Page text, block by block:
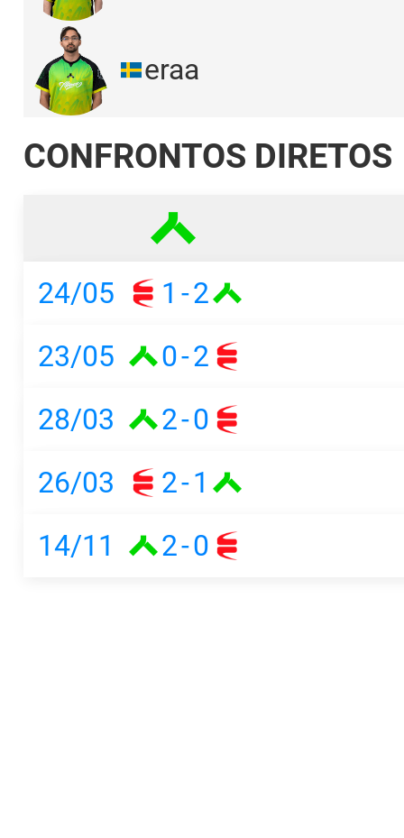
eraa
CONFRONTOS DIRETOS
24/05 1 -2
23/05
0-2
28/03
2-0
26/03
2-1
14/11
2-0